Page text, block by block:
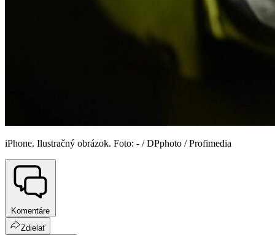
iPhone. Ilustračný obrázok. Foto: - / DPphoto / Profimedia
Komentáre
Zdielať